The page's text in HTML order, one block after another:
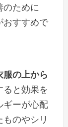
のために
おすすめで
服の上から
ると効果を
ギーが心配
のやシリ